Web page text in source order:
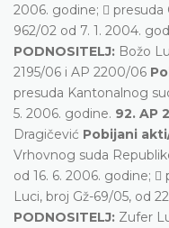
2006. godine;  presuda
962/02 od 7. 1. 2004.
PODNOSITELJ: Božo
2195/06 i AP 2200/06
presuda Kantonalnog
5. 2006. godine. 92. AP
Dragičević Pobijani
Vrhovnog suda
od 16. 6. 2006. godine;
Luci, broj Gž-69/05, od
PODNOSITELJ: Zufer